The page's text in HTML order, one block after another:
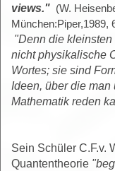
views." (W.
München:Piper,1989,
"Denn die
nicht physikalische
Wortes; sie sind
Ideen, über die
Mathematik reden
Sein Schüler C.F.v.
Quantentheorie